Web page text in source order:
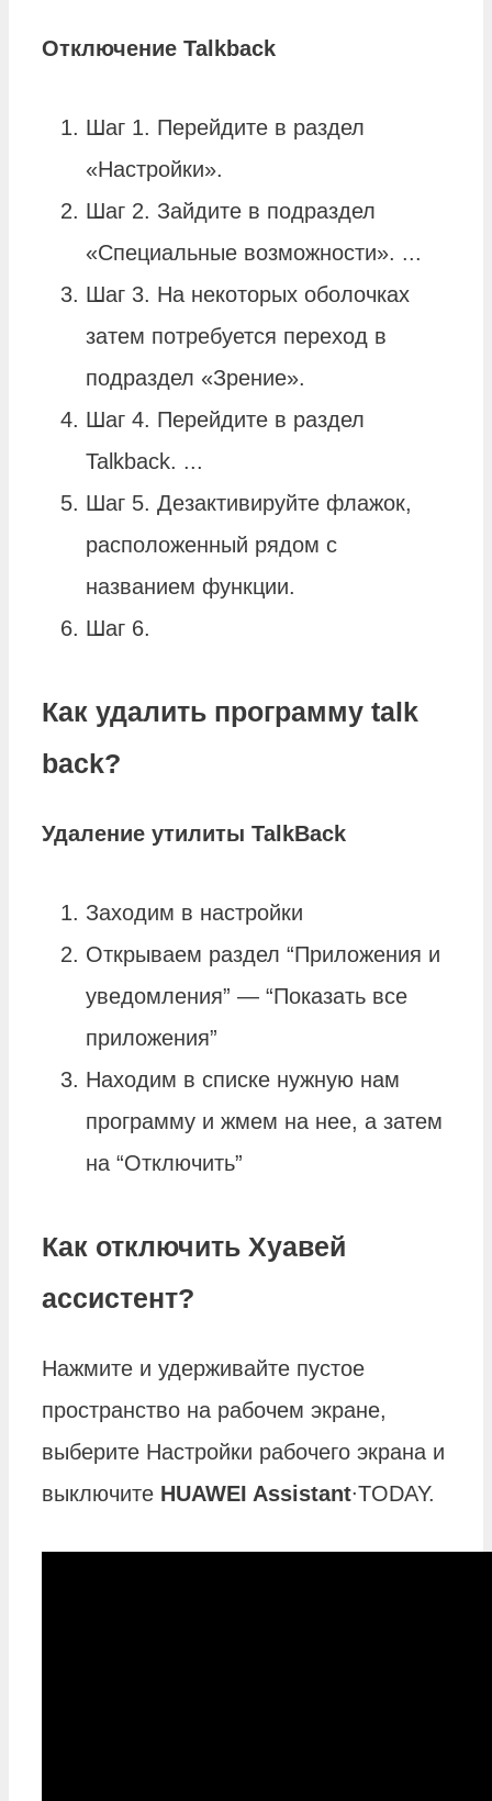
Отключение Talkback
Шаг 1. Перейдите в раздел
«Настройки».
Шаг 2. Зайдите в подраздел
«Специальные возможности». ...
Шаг 3. На некоторых оболочках
затем потребуется переход в
подраздел «Зрение».
Шаг 4. Перейдите в раздел
Talkback. ...
Шаг 5. Дезактивируйте флажок,
расположенный рядом с
названием функции.
Шаг 6.
Как удалить программу talk
back?
Удаление утилиты TalkBack
Заходим в настройки
Открываем раздел “Приложения и
уведомления” — “Показать все
приложения”
Находим в списке нужную нам
программу и жмем на нее, а затем
на “Отключить”
Как отключить Хуавей
ассистент?
Нажмите и удерживайте пустое
пространство на рабочем экране,
выберите Настройки рабочего экрана и
выключите HUAWEI Assistant∙TODAY.